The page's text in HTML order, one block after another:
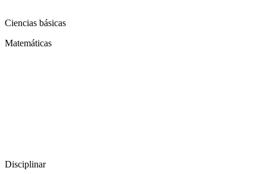
Ciencias básicas
Matemáticas
Disciplinar